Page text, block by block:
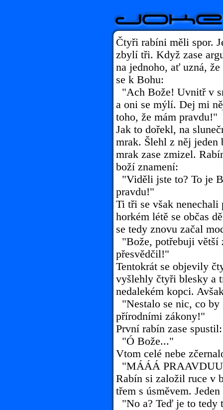
Čtyři rabíni měli spor.
zbylí tři. Když zase
na jednoho, ať uzná,
se k Bohu:
"Ach Bože! Uvnitř v
a oni se mýlí. Dej mi
toho, že mám pravdu!"
Jak to dořekl, na
mrak. Šlehl z něj jeden
mrak zase zmizel.
boží znamení:
"Viděli jste to? To je
pravdu!"
Ti tři se však nenechali
horkém létě se občas
se tedy znovu začal
"Bože, potřebuji větší
přesvědčil!"
Tentokrát se objevily
vyšlehly čtyři blesky a
nedalekém kopci.
"Nestalo se nic, co
přírodními zákony!"
První rabín zase spustil:
"Ó Bože..."
Vtom celé nebe
"MÁÁÁ
Rabín si založil ruce v
třem s úsměvem.
"No a? Teď je to tedy